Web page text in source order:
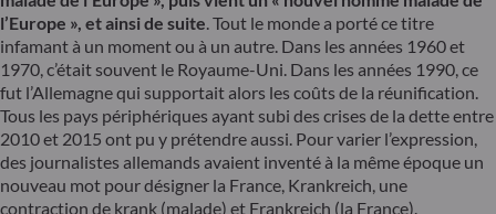
l’Europe », et ainsi de suite. Tout le monde a porté ce titre
infamant à un moment ou à un autre. Dans les années 1960 et
1970, c’était souvent le Royaume-Uni. Dans les années 1990, ce
fut l’Allemagne qui supportait alors les coûts de la réunification.
Tous les pays périphériques ayant subi des crises de la dette entre
2010 et 2015 ont pu y prétendre aussi. Pour varier l’expression,
des journalistes allemands avaient inventé à la même époque un
nouveau mot pour désigner la France, Krankreich, une
contraction de krank (malade) et Frankreich (la France).